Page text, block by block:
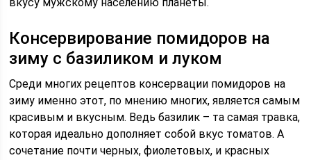
Консервирование помидоров на
зиму с базиликом и луком
Среди многих рецептов консервации помидоров на
зиму именно этот, по мнению многих, является самым
красивым и вкусным. Ведь базилик – та самая травка,
которая идеально дополняет собой вкус томатов. А
сочетание почти черных, фиолетовых, и красных